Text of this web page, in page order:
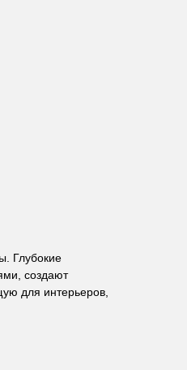
Глубокие
создают
для интерьеров,